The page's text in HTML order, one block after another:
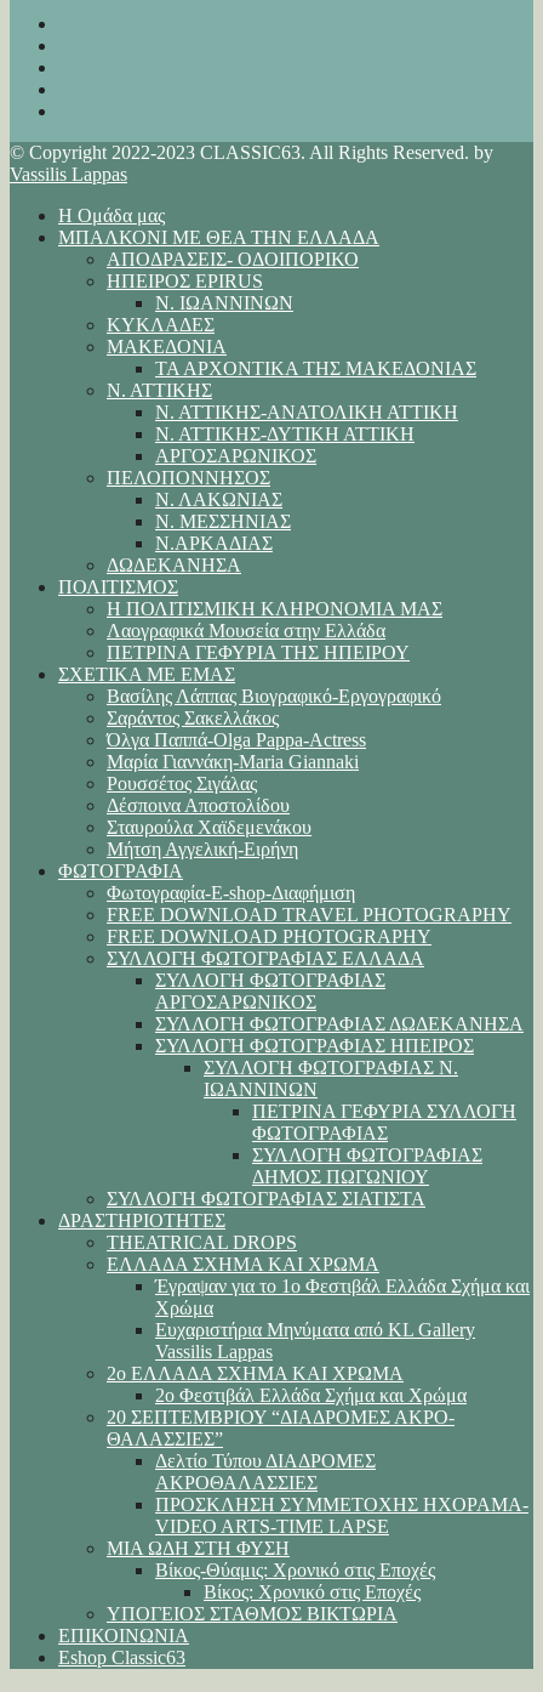
© Copyright 2022-2023 CLASSIC63. All Rights Reserved. by
Vassilis Lappas
Η Ομάδα μας
ΜΠΑΛΚΟΝΙ ΜΕ ΘΕΑ ΤΗΝ ΕΛΛΑΔΑ
ΑΠΟΔΡΑΣΕΙΣ- ΟΔΟΙΠΟΡΙΚΟ
ΗΠΕΙΡΟΣ EPIRUS
Ν. ΙΩΑΝΝΙΝΩΝ
ΚΥΚΛΑΔΕΣ
ΜΑΚΕΔΟΝΙΑ
ΤΑ ΑΡΧΟΝΤΙΚΑ ΤΗΣ ΜΑΚΕΔΟΝΙΑΣ
Ν. ΑΤΤΙΚΗΣ
Ν. ΑΤΤΙΚΗΣ-ΑΝΑΤΟΛΙΚΗ ΑΤΤΙΚΗ
Ν. ΑΤΤΙΚΗΣ-ΔΥΤΙΚΗ ΑΤΤΙΚΗ
ΑΡΓΟΣΑΡΩΝΙΚΟΣ
ΠΕΛΟΠΟΝΝΗΣΟΣ
Ν. ΛΑΚΩΝΙΑΣ
Ν. ΜΕΣΣΗΝΙΑΣ
Ν.ΑΡΚΑΔΙΑΣ
ΔΩΔΕΚΑΝΗΣΑ
ΠΟΛΙΤΙΣΜΟΣ
Η ΠΟΛΙΤΙΣΜΙΚΗ ΚΛΗΡΟΝΟΜΙΑ ΜΑΣ
Λαογραφικά Μουσεία στην Ελλάδα
ΠΕΤΡΙΝΑ ΓΕΦΥΡΙΑ ΤΗΣ ΗΠΕΙΡΟΥ
ΣΧΕΤΙΚΑ ΜΕ ΕΜΑΣ
Βασίλης Λάππας Βιογραφικό-Εργογραφικό
Σαράντος Σακελλάκος
Όλγα Παππά-Olga Pappa-Αctress
Μαρία Γιαννάκη-Maria Giannaki
Ρουσσέτος Σιγάλας
Δέσποινα Αποστολίδου
Σταυρούλα Χαϊδεμενάκου
Μήτση Αγγελική-Ειρήνη
ΦΩΤΟΓΡΑΦΙΑ
Φωτογραφία-E-shop-Διαφήμιση
FREE DOWNLOAD TRAVEL PHOTOGRAPHY
FREE DOWNLOAD PHOTOGRAPHY
ΣΥΛΛΟΓΗ ΦΩΤΟΓΡΑΦΙΑΣ ΕΛΛΑΔΑ
ΣΥΛΛΟΓΗ ΦΩΤΟΓΡΑΦΙΑΣ
ΑΡΓΟΣΑΡΩΝΙΚΟΣ
ΣΥΛΛΟΓΗ ΦΩΤΟΓΡΑΦΙΑΣ ΔΩΔΕΚΑΝΗΣΑ
ΣΥΛΛΟΓΗ ΦΩΤΟΓΡΑΦΙΑΣ ΗΠΕΙΡΟΣ
ΣΥΛΛΟΓΗ ΦΩΤΟΓΡΑΦΙΑΣ Ν.
ΙΩΑΝΝΙΝΩΝ
ΠΕΤΡΙΝΑ ΓΕΦΥΡΙΑ ΣΥΛΛΟΓΗ
ΦΩΤΟΓΡΑΦΙΑΣ
ΣΥΛΛΟΓΗ ΦΩΤΟΓΡΑΦΙΑΣ
ΔΗΜΟΣ ΠΩΓΩΝΙΟΥ
ΣΥΛΛΟΓΗ ΦΩΤΟΓΡΑΦΙΑΣ ΣΙΑΤΙΣΤΑ
ΔΡΑΣΤΗΡΙΟΤΗΤΕΣ
THEATRICAL DROPS
ΕΛΛΑΔΑ ΣΧΗΜΑ ΚΑΙ ΧΡΩΜΑ
Έγραψαν για το 1ο Φεστιβάλ Ελλάδα Σχήμα και
Χρώμα
Ευχαριστήρια Μηνύματα από KL Gallery
Vassilis Lappas
2ο ΕΛΛΑΔΑ ΣΧΗΜΑ ΚΑΙ ΧΡΩΜΑ
2ο Φεστιβάλ Ελλάδα Σχήμα και Χρώμα
20 ΣΕΠΤΕΜΒΡΙΟΥ “ΔΙΑΔΡΟΜΕΣ ΑΚΡΟ-
ΘΑΛΑΣΣΙΕΣ”
Δελτίο Τύπου ΔΙΑΔΡΟΜΕΣ
ΑΚΡΟΘΑΛΑΣΣΙΕΣ
ΠΡΟΣΚΛΗΣΗ ΣΥΜΜΕΤΟΧΗΣ ΗΧΟΡΑΜΑ-
VIDEO ARTS-TIME LAPSE
ΜΙΑ ΩΔΗ ΣΤΗ ΦΥΣΗ
Βίκος-Θύαμις: Χρονικό στις Εποχές
Βίκος: Χρονικό στις Εποχές
ΥΠΟΓΕΙΟΣ ΣΤΑΘΜΟΣ ΒΙΚΤΩΡΙΑ
ΕΠΙΚΟΙΝΩΝΙΑ
Eshop Classic63